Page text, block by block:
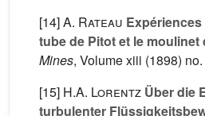
[14]A. Rateau
tube de Pitot et le moulinet
Mines, Volume xiii (1898)
[15] H.A. Lorentz Über die
turbulenter